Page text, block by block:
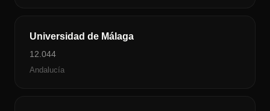
Universidad de Málaga
12.044
Andalucía